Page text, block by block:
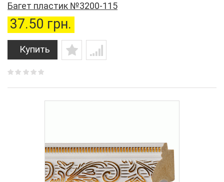
Багет пластик №3200-115
37.50 грн.
Купить